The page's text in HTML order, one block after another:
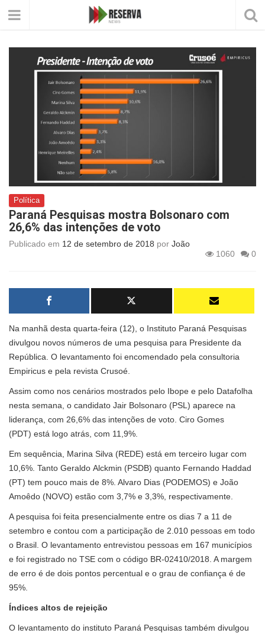
Política
Paraná Pesquisas mostra Bolsonaro com
26,6% das intenções de voto
Publicado em 12 de setembro de 2018 por João
1060
0
Na manhã desta quarta-feira (12), o Instituto Paraná Pesquisas
divulgou novos números de uma pesquisa para Presidente da
República. O levantamento foi encomendado pela consultoria
Empiricus e pela revista Crusoé.
Assim como nos cenários mostrados pelo Ibope e pelo Datafolha
nesta semana, o candidato Jair Bolsonaro (PSL) aparece na
liderança, com 26,6% das intenções de voto. Ciro Gomes
(PDT) está logo atrás, com 11,9%.
Em sequência, Marina Silva (REDE) está em terceiro lugar com
10,6%. Tanto Geraldo Alckmin (PSDB) quanto Fernando Haddad
(PT) tem pouco mais de 8%. Alvaro Dias (PODEMOS) e João
Amoêdo (NOVO) estão com 3,7% e 3,3%, respectivamente.
A pesquisa foi feita presencialmente entre os dias 7 a 11 de
setembro e contou com a participação de 2.010 pessoas em todo
o Brasil. O levantamento entrevistou pessoas em 167 municípios
e foi registrado no TSE com o código BR-02410/2018. A margem
de erro é de dois pontos percentual e o grau de confiança é de
95%.
Índices altos de rejeição
O levantamento do instituto Paraná Pesquisas também divulgou